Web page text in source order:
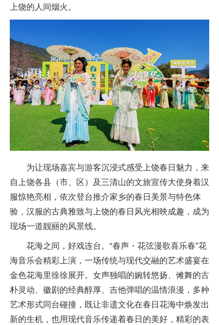
上饶的人间烟火。
为让现场嘉宾与游客沉浸式感受上饶春日魅力，来
自上饶各县（市、区）及三清山的文旅宣传大使身着汉
服惊艳亮相，依次登台推介家乡的春日美景与特色体
验，汉服的古典雅致与上饶的春日风光相映成趣，成为
现场一道靓丽的风景线。
花海之间，好戏连台。“春声・花弦漫歌喜乐春”花
海音乐会精彩上演，一场传统与现代交融的艺术盛宴在
金色花海里徐徐展开。女声独唱的婉转悠扬、傩舞的古
朴灵动、徽剧的经典醇厚、吉他弹唱的温情浪漫，多种
艺术形式同台碰撞，既让非遗文化在春日花海中焕发出
新的生机，也用现代音乐传递着春日的美好，精彩的表